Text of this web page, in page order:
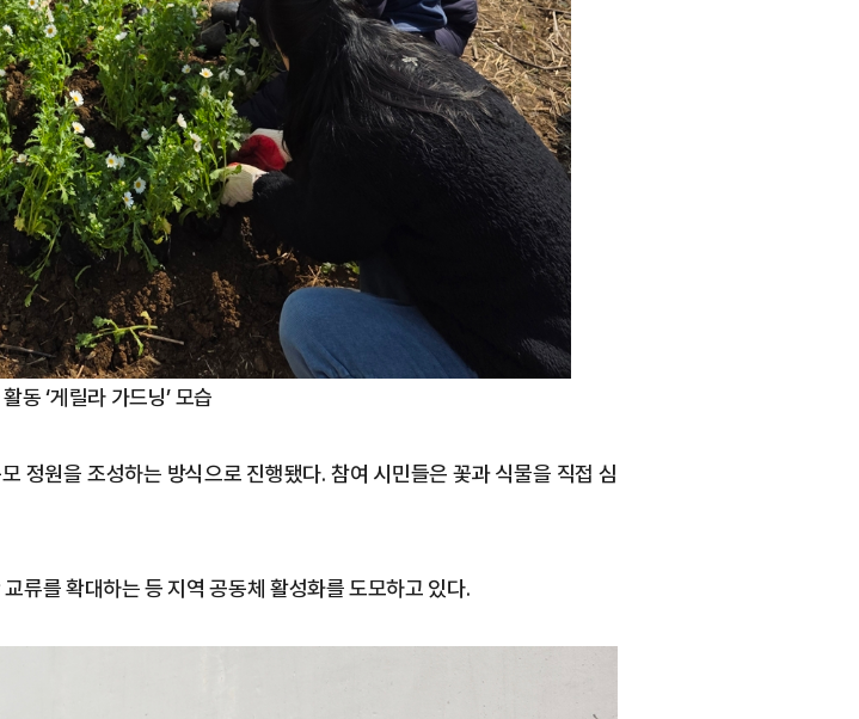
동 ‘게릴라 가드닝’ 모습
정원을 조성하는 방식으로 진행됐다. 참여 시민들은 꽃과 식물을 직접 심
류를 확대하는 등 지역 공동체 활성화를 도모하고 있다.